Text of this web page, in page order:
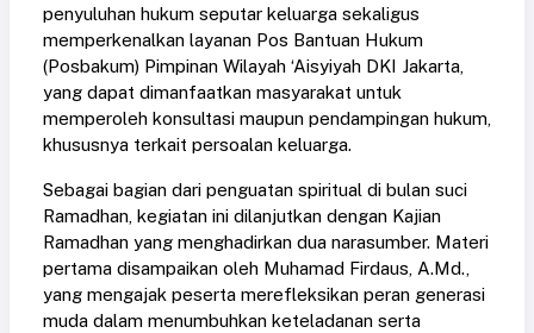
penyuluhan hukum seputar keluarga sekaligus
memperkenalkan layanan Pos Bantuan Hukum
(Posbakum) Pimpinan Wilayah ‘Aisyiyah DKI Jakarta,
yang dapat dimanfaatkan masyarakat untuk
memperoleh konsultasi maupun pendampingan hukum,
khususnya terkait persoalan keluarga.
Sebagai bagian dari penguatan spiritual di bulan suci
Ramadhan, kegiatan ini dilanjutkan dengan Kajian
Ramadhan yang menghadirkan dua narasumber. Materi
pertama disampaikan oleh Muhamad Firdaus, A.Md.,
yang mengajak peserta merefleksikan peran generasi
muda dalam menumbuhkan keteladanan serta